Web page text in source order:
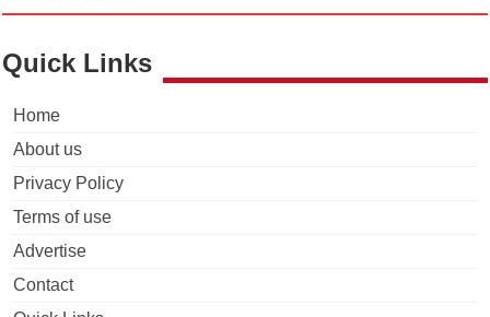
Quick Links
Home
About us
Privacy Policy
Terms of use
Advertise
Contact